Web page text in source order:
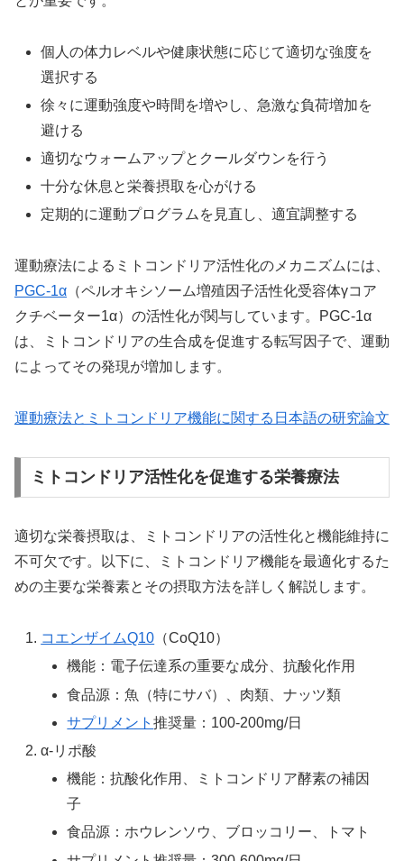
個人の体力レベルや健康状態に応じて適切な強度を
選択する
徐々に運動強度や時間を増やし、急激な負荷増加を
避ける
適切なウォームアップとクールダウンを行う
十分な休息と栄養摂取を心がける
定期的に運動プログラムを見直し、適宜調整する
運動療法によるミトコンドリア活性化のメカニズムには、
PGC-1α （ペルオキシソーム増殖因子活性化受容体γコア
クチベーター1α）の活性化が関与しています。PGC-1α
は、ミトコンドリアの生合成を促進する転写因子で、運動
によってその発現が増加します。
運動療法とミトコンドリア機能に関する日本語の研究論文
ミトコンドリア活性化を促進する栄養療法
適切な栄養摂取は、ミトコンドリアの活性化と機能維持に
不可欠です。以下に、ミトコンドリア機能を最適化するた
めの主要な栄養素とその摂取方法を詳しく解説します。
コエンザイムQ10 （CoQ10）
機能：電子伝達系の重要な成分、抗酸化作用
食品源：魚（特にサバ）、肉類、ナッツ類
サプリメント推奨量：100-200mg/日
α-リポ酸
機能：抗酸化作用、ミトコンドリア酵素の補因
子
食品源：ホウレンソウ、ブロッコリー、トマト